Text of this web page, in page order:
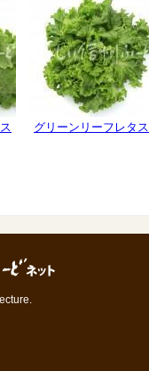
グリーンリーフレタス